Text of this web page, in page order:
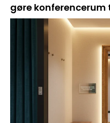
gøre